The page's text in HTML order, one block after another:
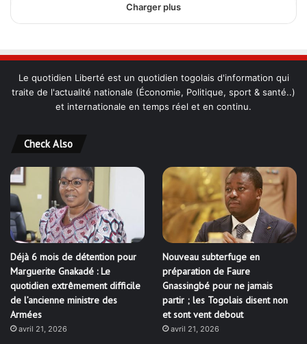
Charger plus
Le quotidien Liberté est un quotidien togolais d'information qui
traite de l'actualité nationale (Économie, Politique, sport & santé..)
et internationale en temps réel et en continu.
Check Also
Déjà 6 mois de détention pour
Marguerite Gnakadé : Le
quotidien extrêmement difficile
de l’ancienne ministre des
Armées
avril 21, 2026
Nouveau subterfuge en
préparation de Faure
Gnassingbé pour ne jamais
partir ; les Togolais disent non
et sont vent debout
avril 21, 2026